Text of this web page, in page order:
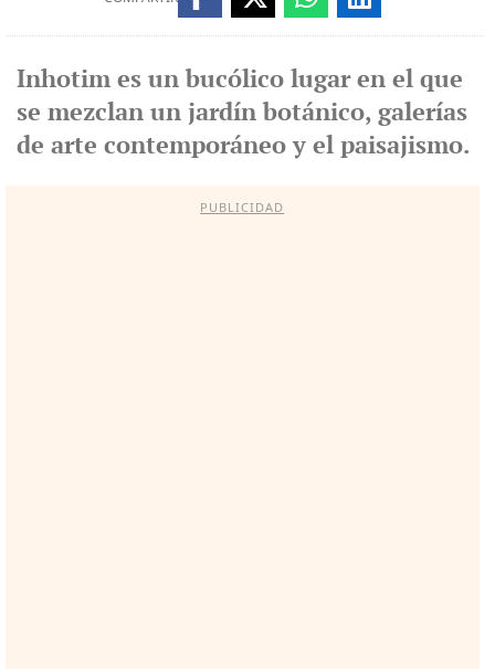
Inhotim es un bucólico lugar en el que
se mezclan un jardín botánico, galerías
de arte contemporáneo y el paisajismo.
PUBLICIDAD